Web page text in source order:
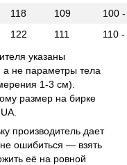
118 109
100
122 111
110
указаны
а не параметры тела
1-3 см).
размер на бирке
производитель дает
ошибиться — взять
её на ровной